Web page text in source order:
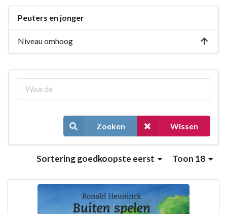
Peuters en jonger
Niveau omhoog
Zoeken Wissen
Toon 18
Sorteringgoedkoopste eerst